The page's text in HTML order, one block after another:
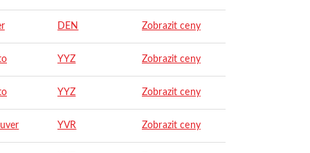
DEN Zobrazit ceny
YYZ Zobrazit ceny
YYZ Zobrazit ceny
YVR Zobrazit ceny